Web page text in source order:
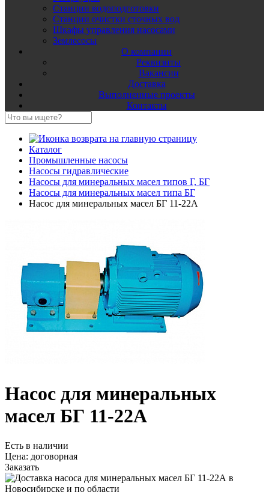
Станции водоподготовки
Станции очистки сточных вод
Шкафы управления насосами
Землесосы
О компании
Реквизиты
Вакансии
Доставка
Выполненные проекты
Контакты
Каталог
Промышленные насосы
Насосы гидравлические
Насосы для минеральных масел типов Г, БГ
Насосы для минеральных масел типа БГ
Насос для минеральных масел БГ 11-22А
Насос для минеральных
масел БГ 11-22А
Есть в наличии
Цена: договорная
Заказать